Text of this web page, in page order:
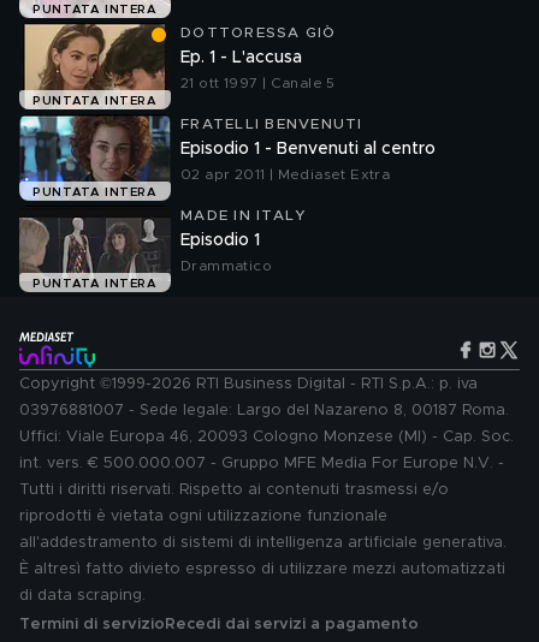
PUNTATA INTERA
PUNTATA INTERA
DOTTORESSA GIÒ
Ep. 1 - L'accusa
21 ott 1997 | Canale 5
PUNTATA INTERA
FRATELLI BENVENUTI
Episodio 1 - Benvenuti al centro
02 apr 2011 | Mediaset Extra
PUNTATA INTERA
MADE IN ITALY
Episodio 1
Drammatico
Copyright ©1999-2026 RTI Business Digital - RTI S.p.A.: p. iva
03976881007 - Sede legale: Largo del Nazareno 8, 00187 Roma.
Uffici: Viale Europa 46, 20093 Cologno Monzese (MI) - Cap. Soc.
int. vers. € 500.000.007 - Gruppo MFE Media For Europe N.V. -
Tutti i diritti riservati. Rispetto ai contenuti trasmessi e/o
riprodotti è vietata ogni utilizzazione funzionale
all'addestramento di sistemi di intelligenza artificiale generativa.
È altresì fatto divieto espresso di utilizzare mezzi automatizzati
di data scraping.
Termini di servizio Recedi dai servizi a pagamento